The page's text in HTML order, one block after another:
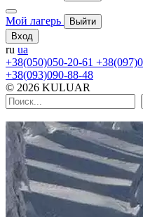
Мой лагерь
Выйти
Вход
ru ua
+38(050)050-20-61
+38(093)090-88-48
© 2026 KULUAR